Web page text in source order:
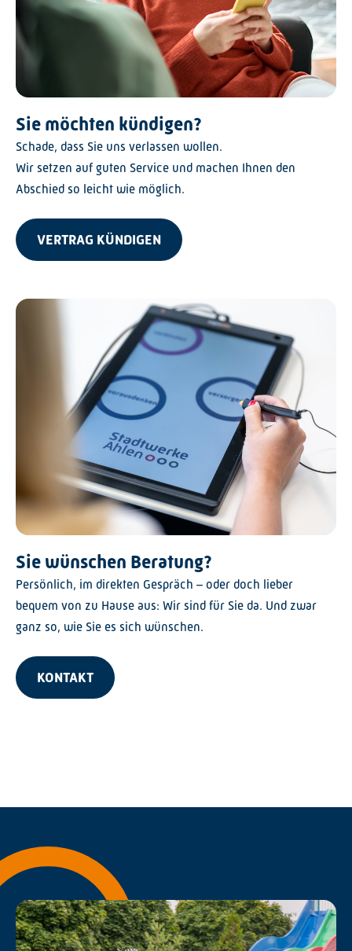
Sie möchten kündigen?
Schade, dass Sie uns verlassen wollen.
Wir setzen auf guten Service und machen Ihnen den
Abschied so leicht wie möglich.
VERTRAG KÜNDIGEN
Sie wünschen Beratung?
Persönlich, im direkten Gespräch – oder doch lieber
bequem von zu Hause aus: Wir sind für Sie da. Und zwar
ganz so, wie Sie es sich wünschen.
KONTAKT